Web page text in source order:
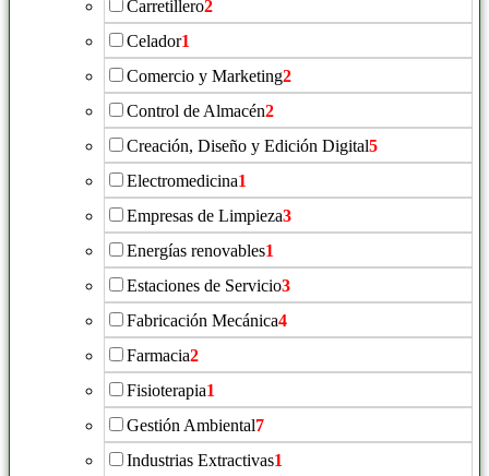
Carretillero2
Celador1
Comercio y Marketing2
Control de Almacén2
Creación, Diseño y Edición Digital5
Electromedicina1
Empresas de Limpieza3
Energías renovables1
Estaciones de Servicio3
Fabricación Mecánica4
Farmacia2
Fisioterapia1
Gestión Ambiental7
Industrias Extractivas1